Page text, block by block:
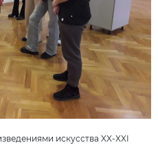
искусства XX-XXI